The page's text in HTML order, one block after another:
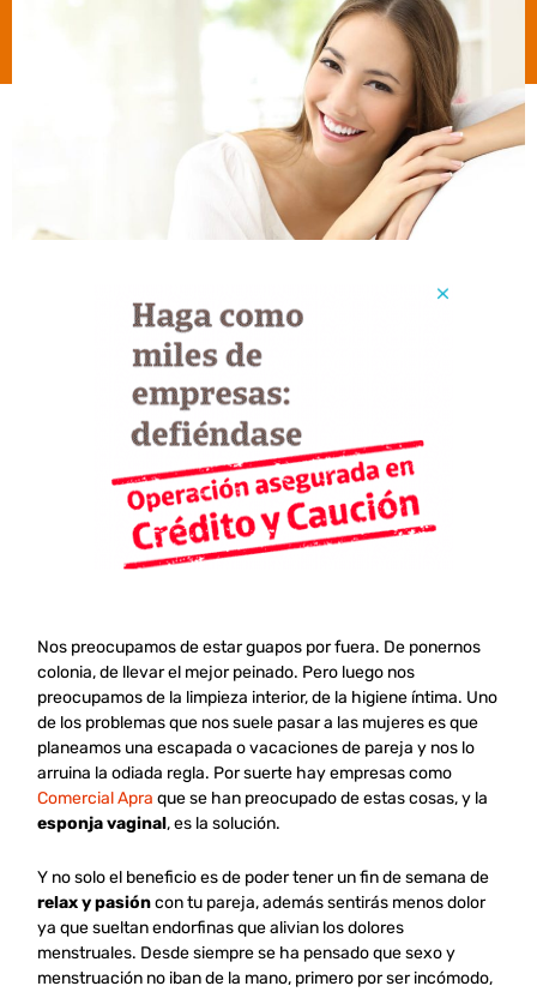
Nos preocupamos de estar guapos por fuera. De ponernos
colonia, de llevar el mejor peinado. Pero luego nos
preocupamos de la limpieza interior, de la higiene íntima. Uno
de los problemas que nos suele pasar a las mujeres es que
planeamos una escapada o vacaciones de pareja y nos lo
arruina la odiada regla. Por suerte hay empresas como
Comercial Apra que se han preocupado de estas cosas, y la
esponja vaginal, es la solución.
Y no solo el beneficio es de poder tener un fin de semana de
relax y pasióncon tu pareja, además sentirás menos dolor
ya que sueltan endorfinas que alivian los dolores
menstruales. Desde siempre se ha pensado que sexo y
menstruación no iban de la mano, primero por ser incómodo,